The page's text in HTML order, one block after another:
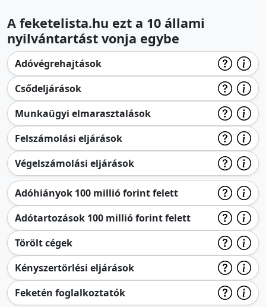
A feketelista.hu ezt a 10 állami
nyilvántartást vonja egybe
Adóvégrehajtások
Csődeljárások
Munkaügyi elmarasztalások
Felszámolási eljárások
Végelszámolási eljárások
Adóhiányok 100 millió forint felett
Adótartozások 100 millió forint felett
Törölt cégek
Kényszertörlési eljárások
Feketén foglalkoztatók